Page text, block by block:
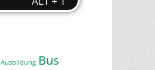
Ausbildung Bus